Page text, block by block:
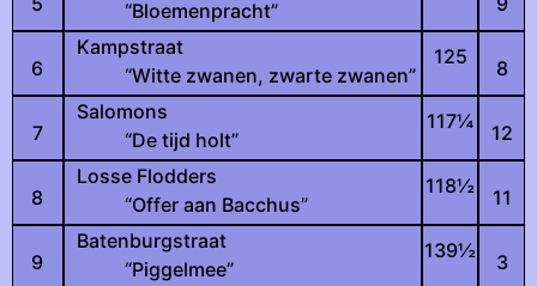
“Bloemenpracht”
6
Kampstraat
“Witte zwanen, zwarte zwanen”
125 8
7
Salomons
“De tijd holt”
117¼ 12
8
Losse Flodders
“Offer aan Bacchus”
118½ 11
9
Batenburgstraat
“Piggelmee”
139½ 3